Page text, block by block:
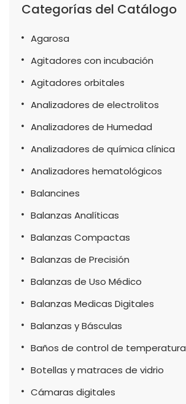
Categorías del Catálogo
Agarosa
Agitadores con incubación
Agitadores orbitales
Analizadores de electrolitos
Analizadores de Humedad
Analizadores de química clínica
Analizadores hematológicos
Balancines
Balanzas Analíticas
Balanzas Compactas
Balanzas de Precisión
Balanzas de Uso Médico
Balanzas Medicas Digitales
Balanzas y Básculas
Baños de control de temperatura
Botellas y matraces de vidrio
Cámaras digitales